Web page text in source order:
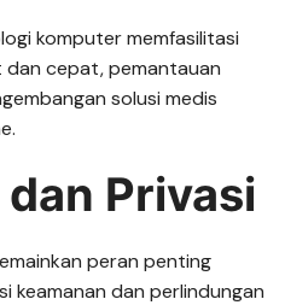
komputer memfasilitasi
dan cepat, pemantauan
solusi medis
Privasi
peran penting
keamanan dan perlindungan